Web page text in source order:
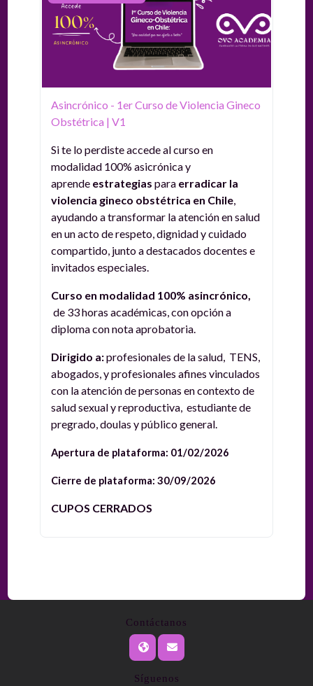
Asincrónico - 1er Curso de Violencia Gineco
Obstétrica | V1
Si te lo perdiste accede al curso en
modalidad 100% asicrónica y
aprende estrategias para erradicar la
violencia gineco obstétrica en Chile,
ayudando a transformar la atención en salud
en un acto de respeto, dignidad y cuidado
compartido, junto a destacados docentes e
invitados especiales.
Curso en modalidad 100% asincrónico,
de 33 horas académicas, con opción a
diploma con nota aprobatoria.
Dirigido a:profesionales de la salud, TENS,
abogados, y profesionales afines vinculados
con la atención de personas en contexto de
salud sexual y reproductiva, estudiante de
pregrado, doulas y público general.
Apertura de plataforma: 01/02/2026
Cierre de plataforma: 30/09/2026
CUPOS CERRADOS
Contáctanos
Síguenos